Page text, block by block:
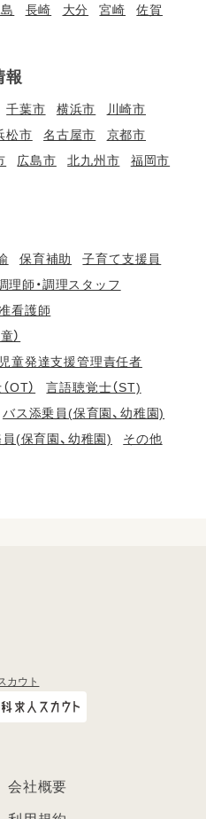
長崎 大分 宮崎
佐賀
報
千葉市 横浜市
川崎市
松市 名古屋市
京都市
広島市 北九州市
福岡市
保育補助
子育て支援員
理師・調理スタッフ
看護師
）
児童発達支援管理責任者
OT）
言語聴覚士（ST)
バス添乗員(保育園、幼稚園)
(保育園、幼稚園) その他
カウト
会社概要